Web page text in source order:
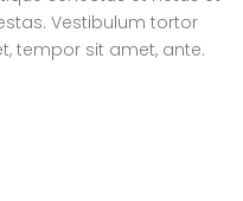
Vestibulum tortor
tempor sit amet, ante.
eleifend leo. Quisque
pharetra. Vestibulum